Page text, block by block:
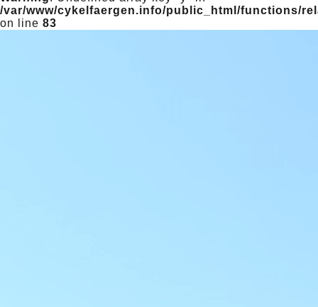
/var/www/cykelfaergen.info/public_html/functions/
on line 83